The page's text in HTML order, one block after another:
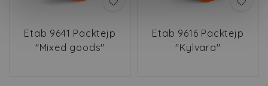
Etab 9641 Packtejp
"Mixed goods"
Etab 9616 Packtejp
"Kylvara"